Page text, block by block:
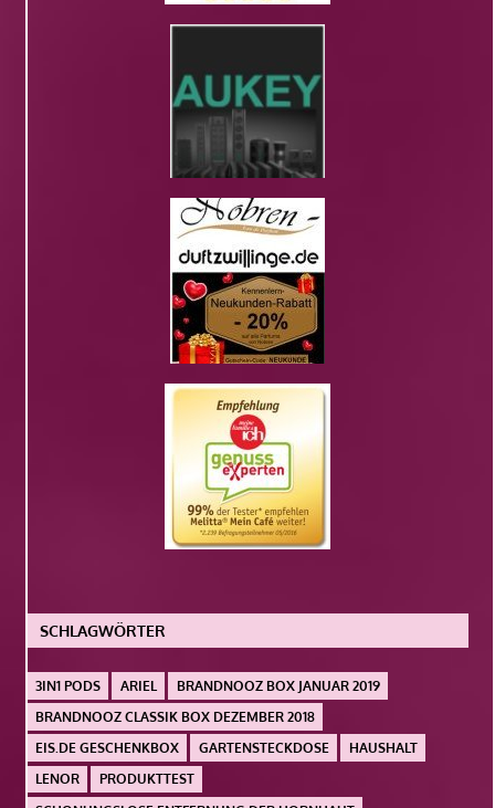
SCHLAGWÖRTER
3IN1 PODS ARIEL
BRANDNOOZ BOX JANUAR 2019
BRANDNOOZ CLASSIK BOX DEZEMBER 2018
EIS.DE GESCHENKBOX
GARTENSTECKDOSE
HAUSHALT
LENOR
PRODUKTTEST